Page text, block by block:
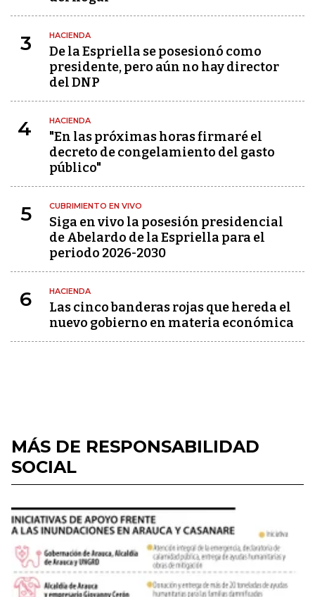
3 HACIENDA
De la Espriella se posesionó como
presidente, pero aún no hay director
del DNP
4 HACIENDA
"En las próximas horas firmaré el
decreto de congelamiento del gasto
público"
5 CUBRIMIENTO EN VIVO
Siga en vivo la posesión presidencial
de Abelardo de la Espriella para el
periodo 2026-2030
6 HACIENDA
Las cinco banderas rojas que hereda el
nuevo gobierno en materia económica
MÁS DE RESPONSABILIDAD
SOCIAL